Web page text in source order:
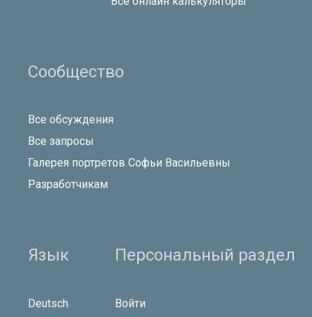
Сообщество
Все обсуждения
Все запросы
Галерея портретов Софьи Васильевны
Разработчикам
Язык
Deutsch
Персональный раздел
Войти